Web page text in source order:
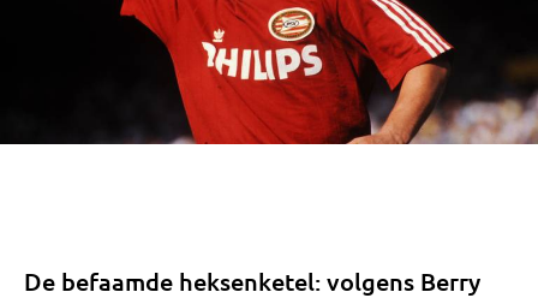
De befaamde heksenketel: volgens Berry